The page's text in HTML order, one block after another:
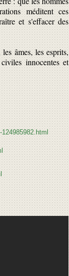
méditent ces
et s'effacer des
âmes, les esprits,
innocentes et